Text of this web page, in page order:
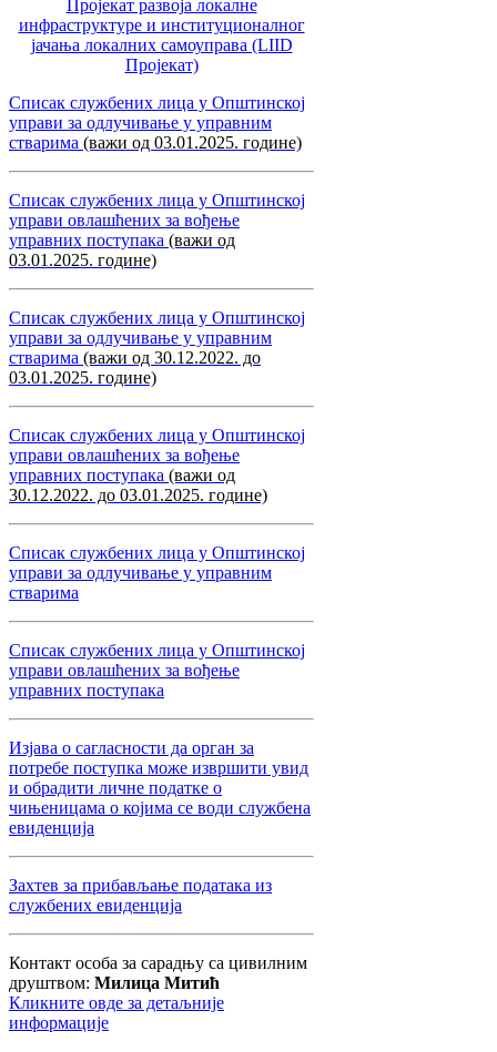
Пројекат развоја локалне
инфраструктуре и институционалног
јачања локалних самоуправa (LIID
Пројекат)
Списак службених лица у Општинској
управи за одлучивање у управним
стварима (важи од 03.01.2025. године)
Списак службених лица у Општинској
управи овлашћених за вођење
управних поступака (важи од
03.01.2025. године)
Списак службених лица у Општинској
управи за одлучивање у управним
стварима (важи од 30.12.2022. до
03.01.2025. године)
Списак службених лица у Општинској
управи овлашћених за вођење
управних поступака (важи од
30.12.2022. до 03.01.2025. године)
Списак службених лица у Општинској
управи за одлучивање у управним
стварима
Списак службених лица у Општинској
управи овлашћених за вођење
управних поступака
Изјава о сагласности да орган за
потребе поступка може извршити увид
и обрадити личне податке о
чињеницама о којима се води службена
евиденција
Захтев за прибављање података из
службених евиденција
Контакт особа за сарадњу са цивилним
друштвом: Милица Митић
Кликните овде за детаљније
информације